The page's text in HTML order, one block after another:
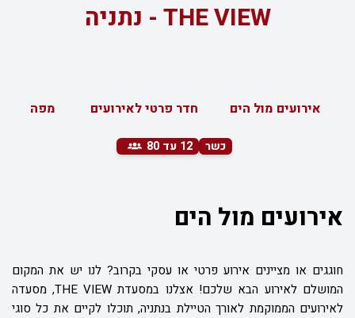
THE VIEW - נתניה
אירועים מול הים חדר פרטי לאירועים מפה
כשר 12 עד 80
אירועים מול הים
חוגגים או מציינים אירוע פרטי או עסקי בקרוב? לנו יש את המקום
המושלם לאירוע הבא שלכם! אצלנו במסעדת THE VIEW, מסעדה
לאירועים הממוקמת לאורך הטיילת בנתניה, תוכלו לקיים את כל סוגי